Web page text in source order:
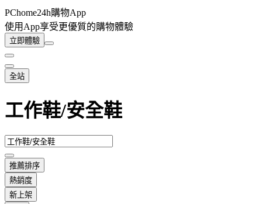
PChome24h購物App
使用App享受更優質的購物體驗
立即體驗
全站
工作鞋/安全鞋
推薦排序
熱銷度
新上架